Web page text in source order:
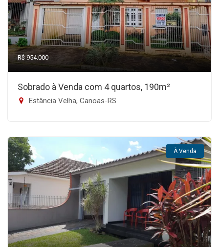
R$ 954.000
Sobrado à Venda com 4 quartos, 190m²
Estância Velha, Canoas-RS
À Venda